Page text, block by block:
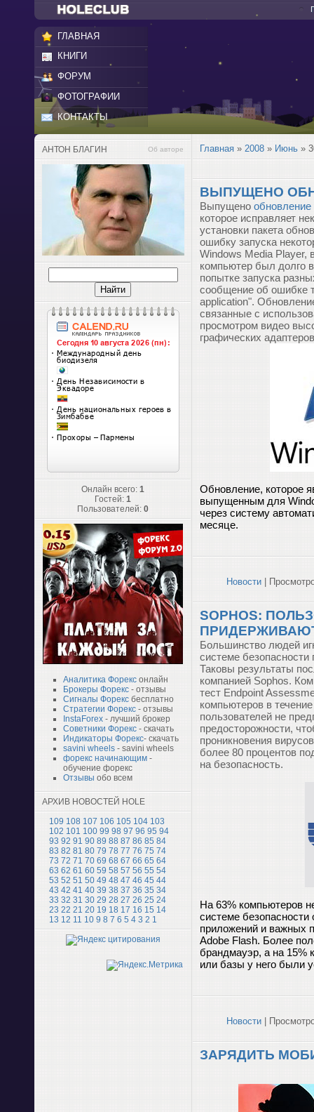
ГЛАВНАЯ
КНИГИ
ФОРУМ
ФОТОГРАФИИ
КОНТАКТЫ
АНТОН БЛАГИН Об авторе
Онлайн всего: 1
Гостей: 1
Пользователей: 0
Аналитика Форекс онлайн
Брокеры Форекс - отзывы
Сигналы Форекс бесплатно
Стратегии Форекс - отзывы
InstaForex - лучший брокер
Советники Форекс - скачать
Индикаторы Форекс- скачать
savini wheels - savini wheels
форекс начинающим -
обучение форекс
Отзывы обо всем
АРХИВ НОВОСТЕЙ HOLE
109 108 107 106 105 104 103
102 101 100 99 98 97 96 95 94
93 92 91 90 89 88 87 86 85 84
83 82 81 80 79 78 77 76 75 74
73 72 71 70 69 68 67 66 65 64
63 62 61 60 59 58 57 56 55 54
53 52 51 50 49 48 47 46 45 44
43 42 41 40 39 38 37 36 35 34
33 32 31 30 29 28 27 26 25 24
23 22 21 20 19 18 17 16 15 14
13 12 11 10 9 8 7 6 5 4 3 2 1
Главная » 2008 » Июнь »
ВЫПУЩЕНО
Выпущено обновление
которое исправляет
установки пакета
ошибку запуска
Windows Media Player,
компьютер был долго
попытке запуска
сообщение об ошибке
application".
связанные с
просмотром видео
графических
Обновление, которое
выпущенным для
через систему
месяце.
Новости |
SOPHOS:
Большинство людей
системе
Таковы результаты
компанией Sophos.
тест Endpoint
компьютеров в
пользователей не
предосторожности,
проникновения
более 80 процентов
на безопасность.
На 63% компьютеров
системе
приложений и важных
Adobe Flash. Более
брандмауэр, а на 15%
или базы у него были
Новости |
ЗАРЯДИТЬ